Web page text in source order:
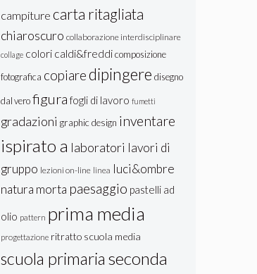
campiture carta ritagliata
chiaroscuro collaborazione interdisciplinare
collage colori caldi&freddi composizione
fotografica copiaredipingere disegno
dal vero figura fogli di lavoro fumetti
gradazioni graphic design inventare
ispirato a laboratori lavori di
gruppo lezioni on-line linea luci&ombre
natura morta paesaggio pastelli ad
olio pattern prima media
progettazione ritratto scuola media
scuola primaria seconda